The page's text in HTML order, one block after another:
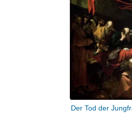
Der Tod der